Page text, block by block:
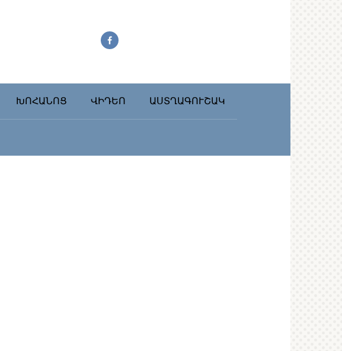
ԽՈՀԱՆՈՑ ՎԻԴԵՈ ԱՍՏՂԱԳՈՒՇԱԿ